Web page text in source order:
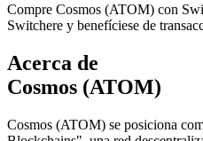
Compre Cosmos (ATOM) con
Switchere y benefíciese de
Acerca de
Cosmos (ATOM)
Cosmos (ATOM) se posiciona